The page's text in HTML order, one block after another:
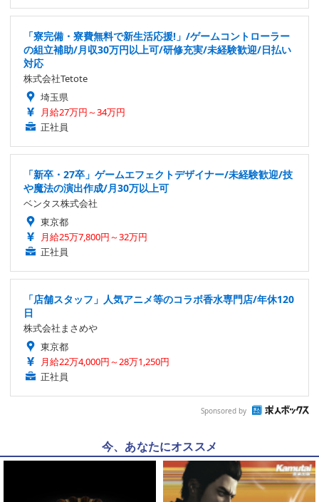
「寮完備・寮費無料で新生活応援!」/ゲームコントローラー
の組立補助/月収30万円以上可/研修充実/未経験歓迎/日払い
対応
株式会社Tetote
埼玉県
月給27万円～34万円
正社員
「新卒・27卒」ゲームエフェクトデザイナー/未経験歓迎/技
や魔法の演出作成/月30万以上可
ベンタス株式会社
東京都
月給25万7,800円～32万円
正社員
「店舗スタッフ」人気アニメ等のコラボ香水専門店/年休120
日
株式会社まさめや
東京都
月給22万4,000円～28万1,250円
正社員
Sponsored by
今、あなたにオススメ